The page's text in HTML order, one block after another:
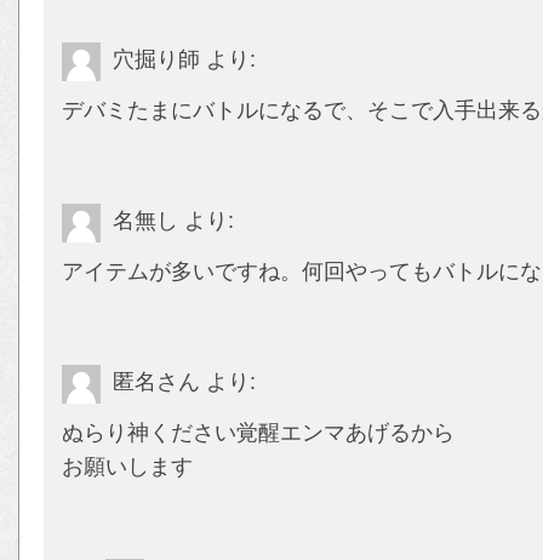
穴掘り師 より:
デバミたまにバトルになるで、そこで入手出来
名無し より:
アイテムが多いですね。何回やってもバトルに
匿名さん より:
ぬらり神ください覚醒エンマあげるから
お願いします